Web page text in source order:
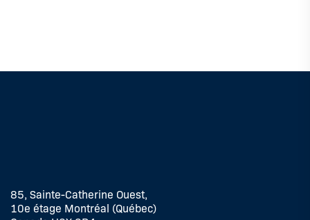
85, Sainte-Catherine Ouest,
10e étage Montréal (Québec)